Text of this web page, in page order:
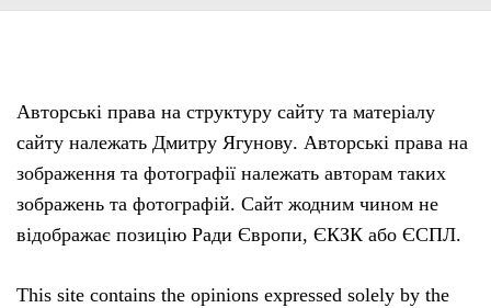
Авторські права на структуру сайту та матеріалу
сайту належать Дмитру Ягунову. Авторські права на
зображення та фотографії належать авторам таких
зображень та фотографій. Сайт жодним чином не
відображає позицію Ради Європи, ЄКЗК або ЄСПЛ.
This site contains the opinions expressed solely by the